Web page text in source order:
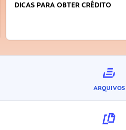
DICAS PARA OBTER CRÉDITO
ARQUIVOS